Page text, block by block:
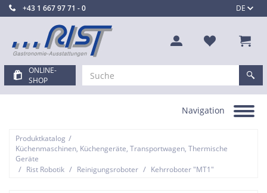
DE
+43 1 667 97 71 - 0
ONLINE-
SHOP
Toggle
Navigation
Produktkatalog /
Küchenmaschinen, Küchengeräte, Transportwagen, Thermische
Geräte
/ Rist Robotik / Reinigungsroboter / Kehrroboter "MT1"